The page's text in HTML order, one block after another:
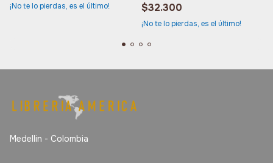
¡No te lo pierdas, es el último! $32.300
¡No te lo pierdas, es el último!
Medellin - Colombia